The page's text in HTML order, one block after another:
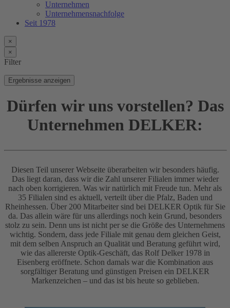
Unternehmen
Unternehmensnachfolge
Seit 1978
×
×
Filter
Ergebnisse anzeigen
Dürfen wir uns vorstellen? Das
Unternehmen DELKER:
Diesen Teil unserer Webseite überarbeiten wir besonders häufig.
Das liegt daran, dass wir die Zahl unserer Filialen immer wieder
nach oben korrigieren. Was wir natürlich mit Freude tun. Mehr als
35 Filialen sind es aktuell, verteilt über die Pfalz, Baden und
Rheinhessen. Über 200 Mitarbeiter sind bei DELKER Optik für Sie
da. Das allein wäre für uns allerdings noch kein Grund, besonders
stolz zu sein. Denn uns ist nicht per se die Größe des Unternehmens
wichtig. Sondern, dass jede Filiale mit genau dem gleichen Geist,
mit dem selben Anspruch an Qualität und Beratung geführt wird,
wie das allererste Optik-Geschäft, das Rolf Delker 1978 in
Eisenberg eröffnete. Schon damals war die Kombination aus
sorgfältiger Beratung und günstigen Preisen ein DELKER
Markenzeichen – und das ist bis heute so geblieben.